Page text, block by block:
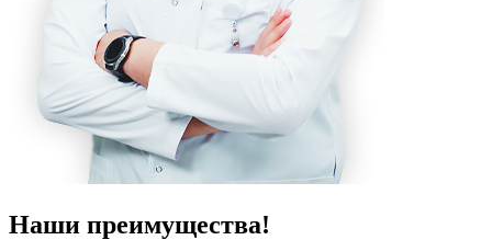
Наши преимущества!